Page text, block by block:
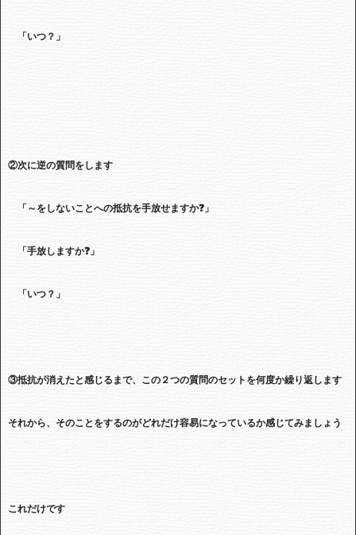
「いつ？」
②次に逆の質問をします
「～をしないことへの抵抗を手放せますか❓」
「手放しますか❓」
「いつ？」
③抵抗が消えたと感じるまで、この２つの質問のセットを何度か繰り返します
それから、そのことをするのがどれだけ容易になっているか感じてみましょう
これだけです